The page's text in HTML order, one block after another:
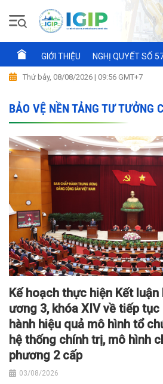
GIỚI THIỆU NGHỊ QUYẾT SỐ
Thứ bảy, 08/08/2026 | 09:56 GMT+7
BẢO VỆ NỀN TẢNG TƯ TƯỞNG
Kế hoạch thực hiện Kết
ương 3, khóa XIV về tiếp
hành hiệu quả mô hình tổ
hệ thống chính trị, mô hình
phương 2 cấp
03/08/2026